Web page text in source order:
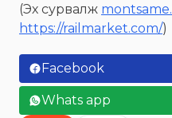
(Эх сурвалж
https://railmarket.com/)
Facebook
Whats app